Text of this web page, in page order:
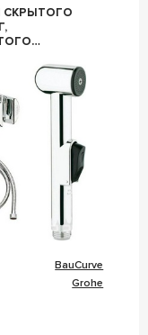
СКРЫТОГО
BauCurve
Grohe